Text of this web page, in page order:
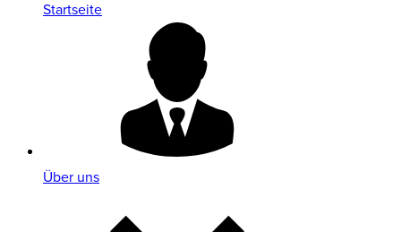
Startseite
Über uns